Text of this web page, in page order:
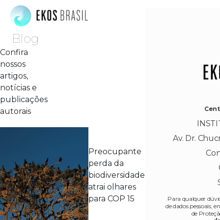
Blog
Confira
nossos
artigos,
notícias e
publicações
autorais
Preocupante
perda da
biodiversidade
atrai olhares
para COP 15
Av. Dr.
Para qualquer
de dados pessoais,
de